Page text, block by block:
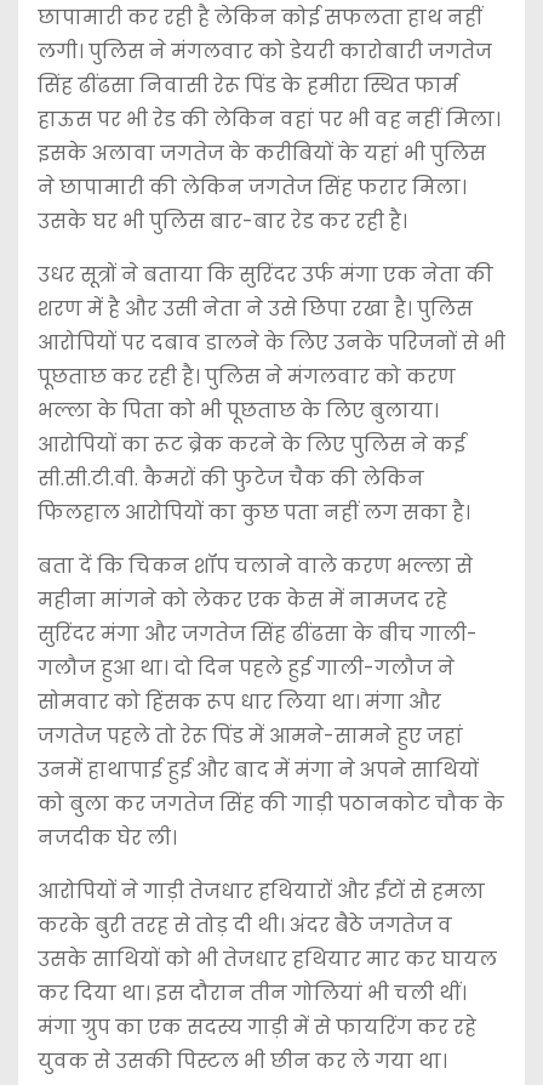
छापामारी कर रही है लेकिन कोई सफलता हाथ नहीं
लगी। पुलिस ने मंगलवार को डेयरी कारोबारी जगतेज
सिंह ढींढसा निवासी रेरू पिंड के हमीरा स्थित फार्म
हाऊस पर भी रेड की लेकिन वहां पर भी वह नहीं मिला।
इसके अलावा जगतेज के करीबियों के यहां भी पुलिस
ने छापामारी की लेकिन जगतेज सिंह फरार मिला।
उसके घर भी पुलिस बार-बार रेड कर रही है।
उधर सूत्रों ने बताया कि सुरिंदर उर्फ मंगा एक नेता की
शरण में है और उसी नेता ने उसे छिपा रखा है। पुलिस
आरोपियों पर दबाव डालने के लिए उनके परिजनों से भी
पूछताछ कर रही है। पुलिस ने मंगलवार को करण
भल्ला के पिता को भी पूछताछ के लिए बुलाया।
आरोपियों का रूट ब्रेक करने के लिए पुलिस ने कई
सी.सी.टी.वी. कैमरों की फुटेज चैक की लेकिन
फिलहाल आरोपियों का कुछ पता नहीं लग सका है।
बता दें कि चिकन शॉप चलाने वाले करण भल्ला से
महीना मांगने को लेकर एक केस में नामजद रहे
सुरिंदर मंगा और जगतेज सिंह ढींढसा के बीच गाली-
गलौज हुआ था। दो दिन पहले हुई गाली-गलौज ने
सोमवार को हिंसक रूप धार लिया था। मंगा और
जगतेज पहले तो रेरू पिंड में आमने-सामने हुए जहां
उनमें हाथापाई हुई और बाद में मंगा ने अपने साथियों
को बुला कर जगतेज सिंह की गाड़ी पठानकोट चौक के
नजदीक घेर ली।
आरोपियों ने गाड़ी तेजधार हथियारों और ईंटों से हमला
करके बुरी तरह से तोड़ दी थी। अंदर बैठे जगतेज व
उसके साथियों को भी तेजधार हथियार मार कर घायल
कर दिया था। इस दौरान तीन गोलियां भी चली थीं।
मंगा ग्रुप का एक सदस्य गाड़ी में से फायरिंग कर रहे
युवक से उसकी पिस्टल भी छीन कर ले गया था।